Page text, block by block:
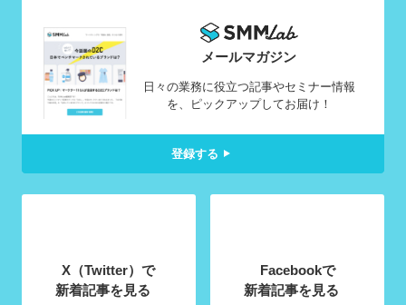
メールマガジン
日々の業務に役立つ記事やセミナー情報
を、ピックアップしてお届け！
登録する
X（Twitter）で
新着記事を見る
Facebookで
新着記事を見る